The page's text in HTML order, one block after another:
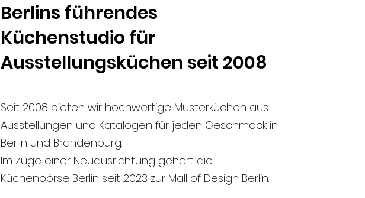
Berlins führendes
Küchenstudio für
Ausstellungsküchen seit 2008
Seit 2008 bieten wir hochwertige Musterküchen aus
Ausstellungen und Katalogen für jeden Geschmack in
Berlin und Brandenburg.
Im Zuge einer Neuausrichtung gehört die
Küchenbörse Berlin seit 2023 zur Mall of Design Berlin.